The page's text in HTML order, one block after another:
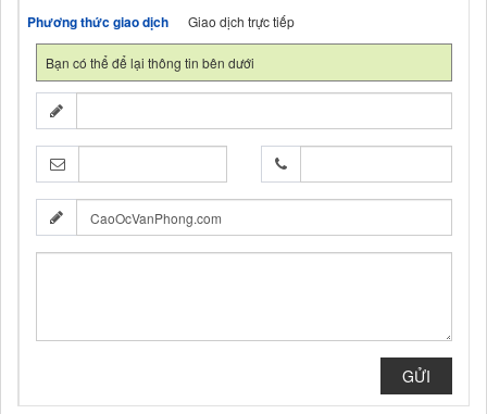
Phương thức giao dịch Giao dịch trực tiếp
Bạn có thể để lại thông tin bên dưới
GỬI